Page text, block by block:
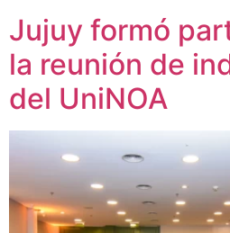
Jujuy formó
la reunión de
del UniNOA